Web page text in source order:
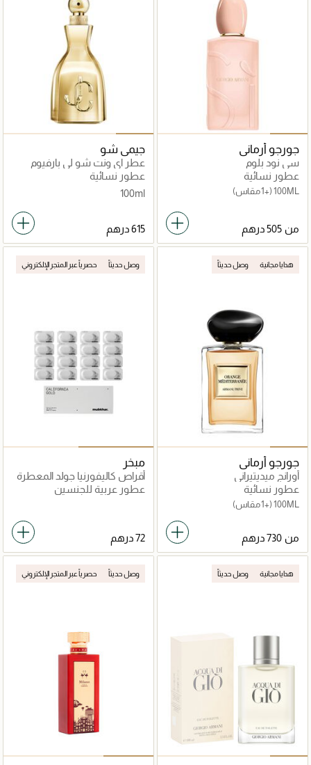
جورجو أرماني
سي نود بلوم
عطور نسائية
100ML (+1 مقاس)
من
جيمي شو
عطر اي ونت شو لي بارفيوم
عطور نسائية
100ml
هدايا مجانية وصل حديثاً
جورجو أرماني
أورانج ميديتيراني
عطور نسائية
100ML (+1 مقاس)
من
وصل حديثاً حصرياً عبر المتجر الإلكتروني
مبخر
أقراص كاليفورنيا جولد المعطرة
١٦ جرعة
عطور عربية للجنسين
هدايا مجانية وصل حديثاً وصل حديثاً حصرياً عبر المتجر الإلكتروني